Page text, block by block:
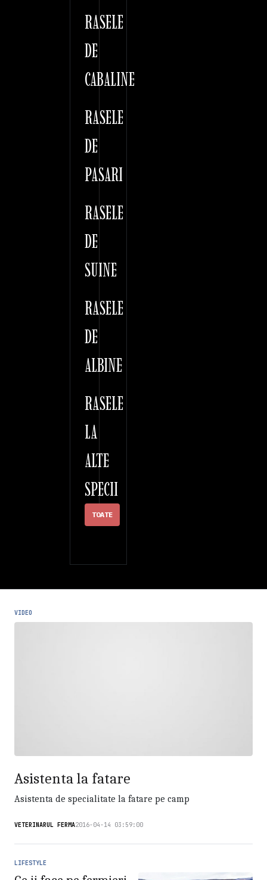
RASELE
DE
CABALINE
RASELE
DE
PASARI
RASELE
DE
SUINE
RASELE
DE
ALBINE
RASELE
LA
ALTE
SPECII
TOATE
VIDEO
Asistenta la fatare
Asistenta de specialitate la fatare pe camp
VETERINARUL FERMA2016-04-14 03:59:00
LIFESTYLE